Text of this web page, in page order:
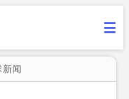
闻